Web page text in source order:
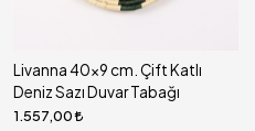
Livanna 40x9 cm. Çift Katlı
Deniz Sazı Duvar Tabağı
1.557,00